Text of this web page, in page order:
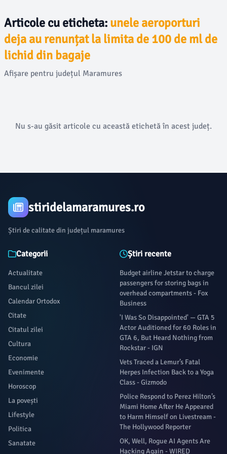
Articole cu eticheta: unele aeroporturi
deja au renunțat la limita de 100 de ml de
lichid din bagaje
Afișare pentru județul Maramures
Nu s-au găsit articole cu această etichetă în acest județ.
stiridelamaramures.ro
Știri de calitate din județul maramures
Categorii
Actualitate
Bancul zilei
Calendar Ortodox
Citate
Citatul zilei
Cultura
Economie
Evenimente
Horoscop
La povești
Lifestyle
Politica
Sanatate
Știri recente
Budget airline Jetstar to charge
passengers for storing bags in
overhead compartments - Fox
Business
'I Was So Disappointed' — GTA 5
Actor Auditioned for 60 Roles in
GTA 6, But Heard Nothing from
Rockstar - IGN
Vets Traced a Lemur’s Fatal
Herpes Infection Back to a Yoga
Class - Gizmodo
Police Respond to Perez Hilton’s
Miami Home After He Appeared
to Harm Himself on Livestream -
The Hollywood Reporter
OK, Well, Rogue AI Agents Are
Hacking Again - WIRED